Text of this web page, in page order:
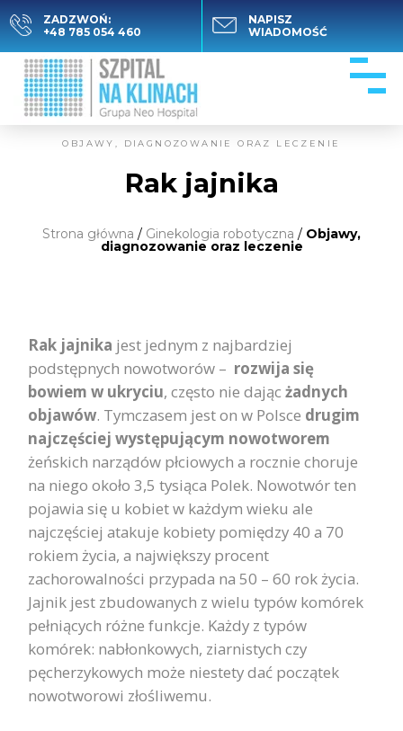
ZADZWOŃ:
+48 785 054 460
NAPISZ
WIADOMOŚĆ
OBJAWY, DIAGNOZOWANIE ORAZ LECZENIE
Rak jajnika
Strona główna / Ginekologia robotyczna / Objawy,
diagnozowanie oraz leczenie
Rak jajnika jest jednym z najbardziej
podstępnych nowotworów – rozwija się
bowiem w ukryciu, często nie dającżadnych
objawów. Tymczasem jest on w Polsce drugim
najczęściej występującym nowotworem
żeńskich narządów płciowych a rocznie choruje
na niego około 3,5 tysiąca Polek. Nowotwór ten
pojawia się u kobiet w każdym wieku ale
najczęściej atakuje kobiety pomiędzy 40 a 70
rokiem życia, a największy procent
zachorowalności przypada na 50 – 60 rok życia.
Jajnik jest zbudowanych z wielu typów komórek
pełniących różne funkcje. Każdy z typów
komórek: nabłonkowych, ziarnistych czy
pęcherzykowych może niestety dać początek
nowotworowi złośliwemu.